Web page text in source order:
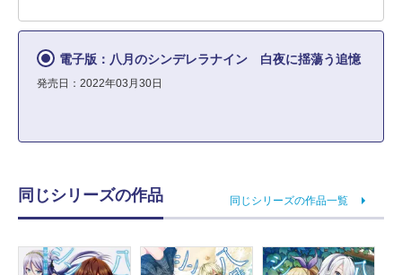
電子版：八月のシンデレラナイン 白夜に揺蕩う追憶
発売日：2022年03月30日
同じシリーズの作品 同じシリーズの作品一覧